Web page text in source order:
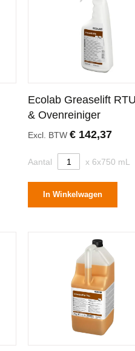
Ecolab Greaselift RTU
& Ovenreiniger
Excl. BTW€ 142,37
Aantal x 6x750 mL
In Winkelwagen